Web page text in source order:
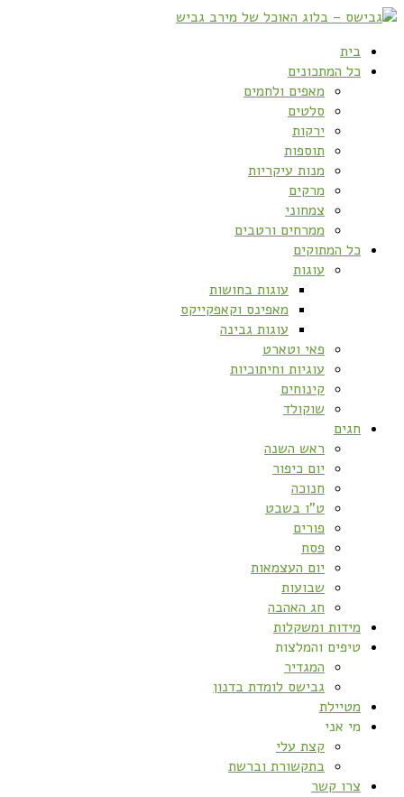
בית
כל המתכונים
מאפים ולחמים
סלטים
ירקות
תוספות
מנות עיקריות
מרקים
צמחוני
ממרחים ורטבים
כל המתוקים
עוגות
עוגות בחושות
מאפינס וקאפקייקס
עוגות גבינה
פאי וטארט
עוגיות וחיתוכיות
קינוחים
שוקולד
חגים
ראש השנה
יום כיפור
חנוכה
ט”ו בשבט
פורים
פסח
יום העצמאות
שבועות
חג האהבה
מידות ומשקלות
טיפים והמלצות
המגדיר
גבישס לומדת בדנון
מטיילת
מי אני
קצת עלי
בתקשורת וברשת
צרו קשר